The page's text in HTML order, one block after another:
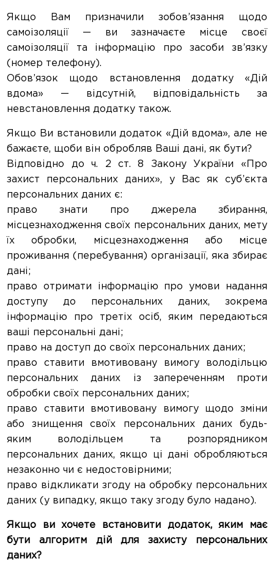
Якщо Вам призначили зобов’язання щодо
самоізоляції — ви зазначаєте місце своєї
самоізоляції та інформацію про засоби зв’язку
(номер телефону).
Обов’язок щодо встановлення додатку «Дій
вдома» — відсутній, відповідальність за
невстановлення додатку також.
Якщо Ви встановили додаток «Дій вдома», але не
бажаєте, щоби він обробляв Ваші дані, як бути?
Відповідно до ч. 2 ст. 8 Закону України «Про
захист персональних даних», у Вас як суб’єкта
персональних даних є:
право знати про джерела збирання,
місцезнаходження своїх персональних даних, мету
їх обробки, місцезнаходження або місце
проживання (перебування) організації, яка збирає
дані;
право отримати інформацію про умови надання
доступу до персональних даних, зокрема
інформацію про третіх осіб, яким передаються
ваші персональні дані;
право на доступ до своїх персональних даних;
право ставити вмотивовану вимогу володільцю
персональних даних із запереченням проти
обробки своїх персональних даних;
право ставити вмотивовану вимогу щодо зміни
або знищення своїх персональних даних будь-
яким володільцем та розпорядником
персональних даних, якщо ці дані обробляються
незаконно чи є недостовірними;
право відкликати згоду на обробку персональних
даних (у випадку, якщо таку згоду було надано).
Якщо ви хочете встановити додаток, яким має
бути алгоритм дій для захисту персональних
даних?